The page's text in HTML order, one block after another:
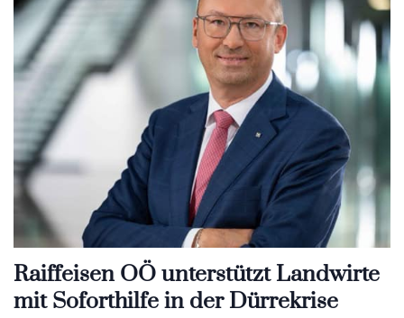
Raiffeisen OÖ unterstützt Landwirte
mit Soforthilfe in der Dürrekrise